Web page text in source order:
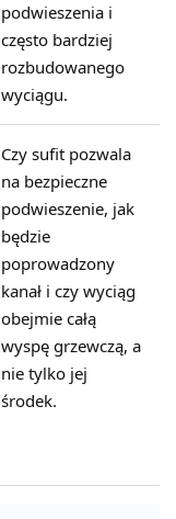
podwieszenia i
często bardziej
rozbudowanego
wyciągu.
Czy sufit pozwala
na bezpieczne
podwieszenie, jak
będzie
poprowadzony
kanał i czy wyciąg
obejmie całą
wyspę grzewczą, a
nie tylko jej
środek.